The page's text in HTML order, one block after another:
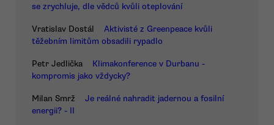
se zrychluje, dle vědců kvůli oteplování
Vratislav Dostál
Aktivisté z Greenpeace kvůli
těžebním limitům obsadili rypadlo
Petr Jedlička
Klimakonference v Durbanu -
kompromis jako vždycky?
Milan Smrž
Je reálné nahradit jadernou a fosilní
energii? - II